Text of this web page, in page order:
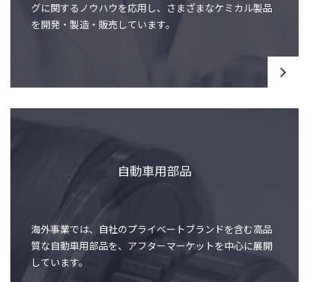
グに関するノウハウを応用し、さまざまなケミカル製品
を開発・製造・販売しています。
自動車用部品
海外事業では、自社のプライベートブランドを含む高品
質な自動車用部品を、アフターマーケットを中心に展開
しています。